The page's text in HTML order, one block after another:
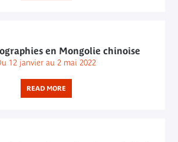
en Mongolie chinoise
12 janvier au 2 mai 2022
READ MORE